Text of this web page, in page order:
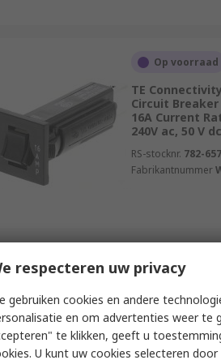
Op voorraad
TE
Circuit
16A Current
240V ac, 50 V dc
RS-stocknr. 782-
Fabrikantnummer
Op voorraad
Phoenix
M Thermal
Pole, On Base
Current Rating,
32
respecteren uw privacy
gebruiken cookies en andere
en om advertenties weer te
te klikken, geeft u
U kunt uw cookies selecteren